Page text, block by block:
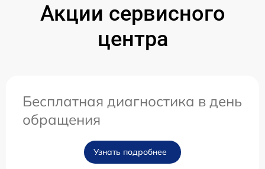
Акции сервисного
центра
Бесплатная диагностика в день
обращения
Узнать подробнее